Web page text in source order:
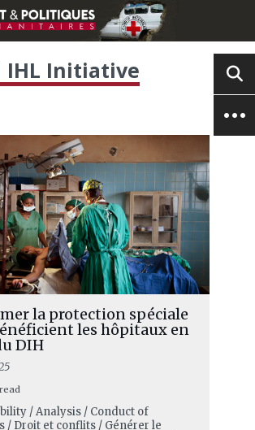
IHL Initiative
la protection spéciale
les hôpitaux en
DIH
/ Analysis / Conduct of
/ Droit et conflits / Générer le